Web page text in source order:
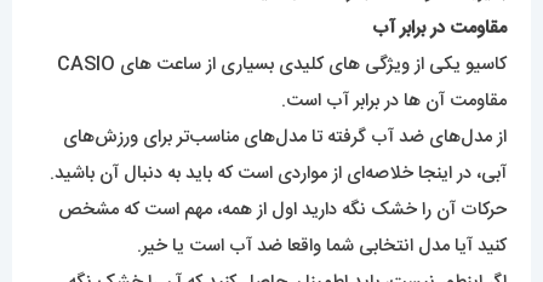
مقاومت در برابر آب
کاسیو
یکی از ویژگی های کلیدی بسیاری از ساعت های CASIO
مقاومت آن ها در برابر آب است.
از مدل‌های ضد آب گرفته تا مدل‌های مناسب‌تر برای ورزش‌های
آبی، در اینجا خلاصه‌ای از مواردی است که باید به دنبال آن باشید.
حرکات آن را خشک نگه دارید اول از همه، مهم است که مشخص
کنید آیا مدل انتخابی شما واقعا ضد آب است یا خیر.